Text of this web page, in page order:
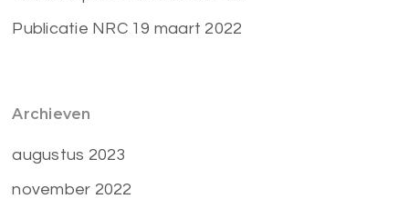
Publicatie NRC 19 maart 2022
Archieven
augustus 2023
november 2022